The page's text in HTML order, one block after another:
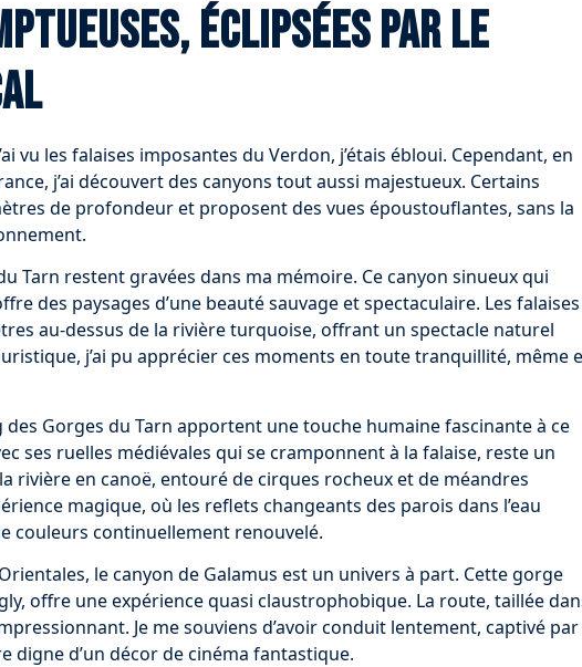
éclipsées par le
vu les falaises imposantes du Verdon, j’étais ébloui. Cependant, en
j’ai découvert des canyons tout aussi majestueux. Certains
de profondeur et proposent des vues époustouflantes, sans la
Tarn restent gravées dans ma mémoire. Ce canyon sinueux qui
des paysages d’une beauté sauvage et spectaculaire. Les falaises
au-dessus de la rivière turquoise, offrant un spectacle naturel
j’ai pu apprécier ces moments en toute tranquillité, même
Gorges du Tarn apportent une touche humaine fascinante à ce
ses ruelles médiévales qui se cramponnent à la falaise, reste un
rivière en canoë, entouré de cirques rocheux et de méandres
magique, où les reflets changeants des parois dans l’eau
couleurs continuellement renouvelé.
le canyon de Galamus est un univers à part. Cette gorge
offre une expérience quasi claustrophobique. La route, taillée
Je me souviens d’avoir conduit lentement, captivé par
digne d’un décor de cinéma fantastique.